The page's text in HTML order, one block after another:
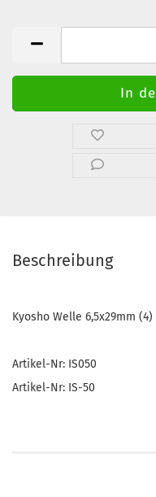
Beschreibung
Kyosho Welle 6,5x29mm (4)
Artikel-Nr: IS050
Artikel-Nr: IS-50